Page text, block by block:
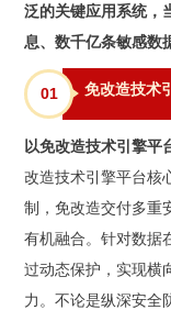
泛的关键应用系统，
息、数千亿条敏感数
01 免改造技术
以免改造技术引擎平
改造技术引擎平台核
制，免改造交付多重
有机融合。针对数据
过动态保护，实现横
力。不论是纵深安全